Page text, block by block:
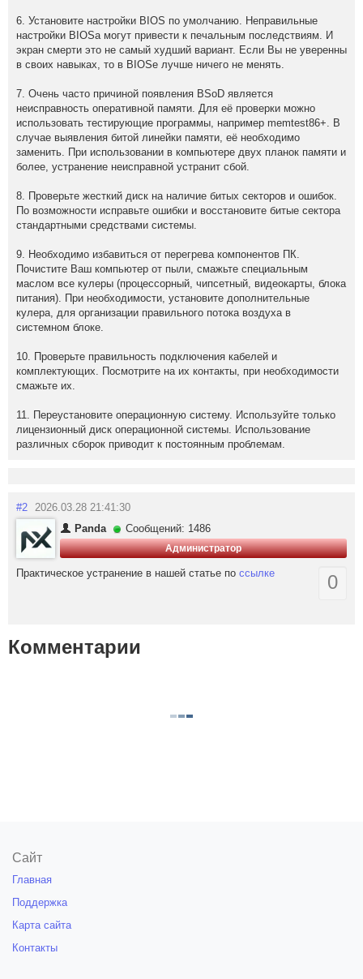
6. Установите настройки BIOS по умолчанию. Неправильные
настройки BIOSа могут привести к печальным последствиям. И
экран смерти это не самый худший вариант. Если Вы не уверенны
в своих навыках, то в BIOSе лучше ничего не менять.
7. Очень часто причиной появления BSoD является
неисправность оперативной памяти. Для её проверки можно
использовать тестирующие программы, например memtest86+. В
случае выявления битой линейки памяти, её необходимо
заменить. При использовании в компьютере двух планок памяти и
более, устранение неисправной устранит сбой.
8. Проверьте жесткий диск на наличие битых секторов и ошибок.
По возможности исправьте ошибки и восстановите битые сектора
стандартными средствами системы.
9. Необходимо избавиться от перегрева компонентов ПК.
Почистите Ваш компьютер от пыли, смажьте специальным
маслом все кулеры (процессорный, чипсетный, видеокарты, блока
питания). При необходимости, установите дополнительные
кулера, для организации правильного потока воздуха в
системном блоке.
10. Проверьте правильность подключения кабелей и
комплектующих. Посмотрите на их контакты, при необходимости
смажьте их.
11. Переустановите операционную систему. Используйте только
лицензионный диск операционной системы. Использование
различных сборок приводит к постоянным проблемам.
#2 2026.03.28 21:41:30
Panda
Сообщений: 1486
Администратор
0
Практическое устранение в нашей статье по ссылке
Комментарии
Сайт
Главная
Поддержка
Карта сайта
Контакты